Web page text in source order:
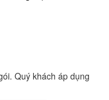
Quý khách áp dụng